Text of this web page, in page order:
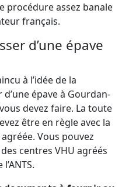
procédure assez banale
français.
d’une épave
à l’idée de la
épave à Gourdan-
devez faire. La toute
être en règle avec la
Vous pouvez
centres VHU agréés